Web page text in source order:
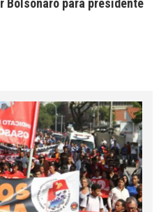
Bolsonaro para presidente